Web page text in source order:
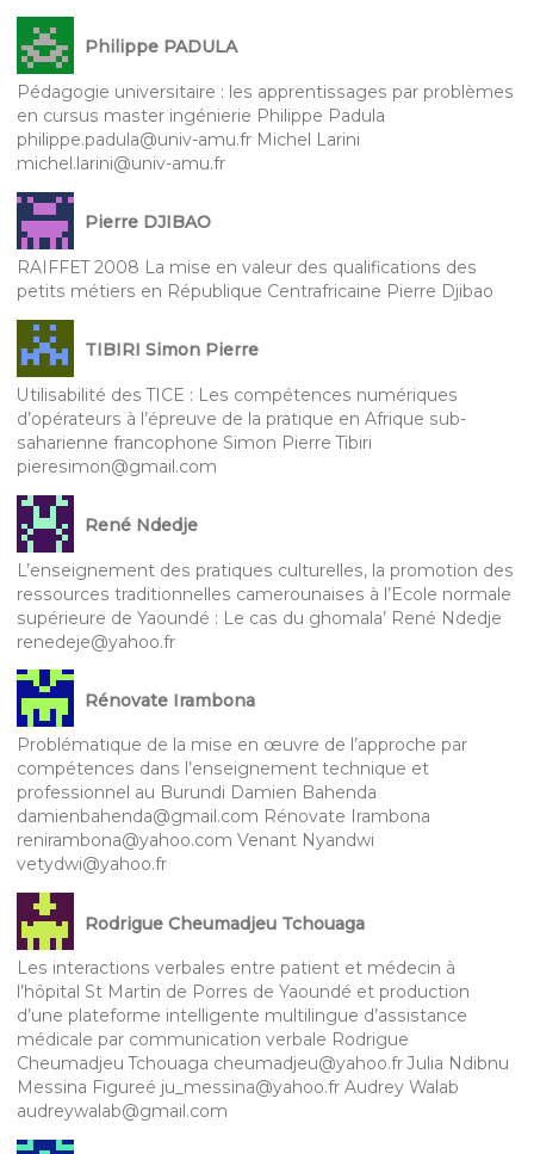
Philippe PADULA
Pédagogie universitaire : les apprentissages par problèmes
en cursus master ingénierie Philippe Padula
philippe.padula@univ-amu.fr Michel Larini
michel.larini@univ-amu.fr
Pierre DJIBAO
RAIFFET 2008 La mise en valeur des qualifications des
petits métiers en République Centrafricaine Pierre Djibao
TIBIRI Simon Pierre
Utilisabilité des TICE : Les compétences numériques
d’opérateurs à l’épreuve de la pratique en Afrique sub-
saharienne francophone Simon Pierre Tibiri
pieresimon@gmail.com
René Ndedje
L’enseignement des pratiques culturelles, la promotion des
ressources traditionnelles camerounaises à l’Ecole normale
supérieure de Yaoundé : Le cas du ghomala’ René Ndedje
renedeje@yahoo.fr
Rénovate Irambona
Problématique de la mise en œuvre de l’approche par
compétences dans l’enseignement technique et
professionnel au Burundi Damien Bahenda
damienbahenda@gmail.com Rénovate Irambona
renirambona@yahoo.com Venant Nyandwi
vetydwi@yahoo.fr
Rodrigue Cheumadjeu Tchouaga
Les interactions verbales entre patient et médecin à
l’hôpital St Martin de Porres de Yaoundé et production
d’une plateforme intelligente multilingue d’assistance
médicale par communication verbale Rodrigue
Cheumadjeu Tchouaga cheumadjeu@yahoo.fr Julia Ndibnu
Messina Figureé ju_messina@yahoo.fr Audrey Walab
audreywalab@gmail.com